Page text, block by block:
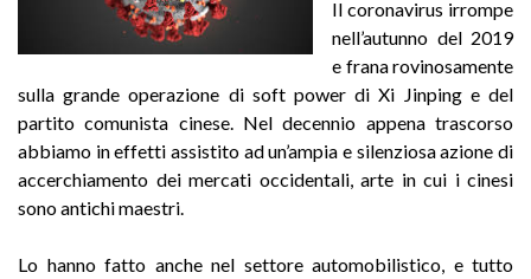
Il coronavirus irrompe
nell’autunno del 2019
e frana rovinosamente
sulla grande operazione di soft power di Xi Jinping e del
partito comunista cinese. Nel decennio appena trascorso
abbiamo in effetti assistito ad un’ampia e silenziosa azione di
accerchiamento dei mercati occidentali, arte in cui i cinesi
sono antichi maestri.
Lo hanno fatto anche nel settore automobilistico, e tutto